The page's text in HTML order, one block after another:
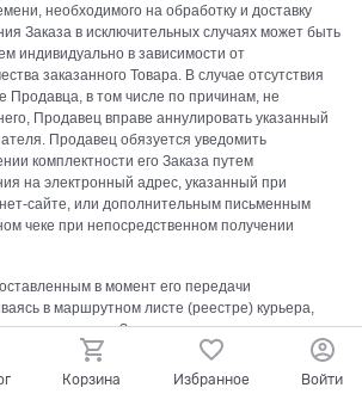
необходимого на обработку и доставку
Заказа в исключительных случаях может быть
индивидуально в зависимости от
заказанного Товара. В случае отсутствия
Продавца, в том числе по причинам, не
Продавец вправе аннулировать указанный
Продавец обязуется уведомить
комплектности его Заказа путем
на электронный адрес, указанный при
сайте, или дополнительным письменным
чеке при непосредственном получении
в момент его передачи
в маршрутном листе (реестре) курьера,
исполнение Заказа.
Покупателю в Регионы почтовым
платежом. В общую стоимость входит
Корзина Избранное Войти